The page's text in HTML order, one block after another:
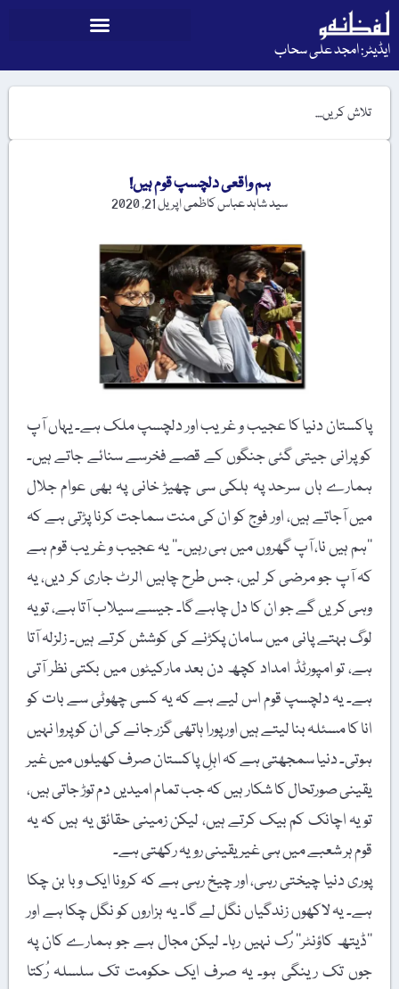
ایڈیٹر: امجد علی سحاب
ہم واقعی دلچسپ قوم ہیں!
سید شاہد عباس کاظمیاپریل 21, 2020
پاکستان دنیا کا عجیب و غریب اور دلچسپ ملک ہے۔ یہاں آپ
کو پرانی جیتی گئی جنگوں کے قصے فخرسے سنائے جاتے ہیں۔
ہمارے ہاں سرحد پہ ہلکی سی چھیڑ خانی پہ بھی عوام جلال
میں آجاتے ہیں، اور فوج کو ان کی منت سماجت کرنا پڑتی ہے کہ
’’ہم ہیں نا، آپ گھروں میں ہی رہیں۔‘‘ یہ عجیب و غریب قوم ہے
کہ آپ جو مرضی کر لیں، جس طرح چاہیں الرٹ جاری کر دیں، یہ
وہی کریں گے جو ان کا دل چاہے گا۔ جیسے سیلاب آتا ہے، تو یہ
لوگ بہتے پانی میں سامان پکڑنے کی کوشش کرتے ہیں۔ زلزلہ آتا
ہے، تو امپورٹڈ امداد کچھ دن بعد مارکیٹوں میں بکتی نظر آتی
ہے۔ یہ دلچسپ قوم اس لیے ہے کہ یہ کسی چھوٹی سے بات کو
انا کا مسئلہ بنا لیتے ہیں اور پورا ہاتھی گزر جانے کی ان کو پروا نہیں
ہوتی۔ دنیا سمجھتی ہے کہ اہلِ پاکستان صرف کھیلوں میں غیر
یقینی صورتحال کا شکار ہیں کہ جب تمام امیدیں دم توڑ جاتی ہیں،
تو یہ اچانک کم بیک کرتے ہیں، لیکن زمینی حقائق یہ ہیں کہ یہ
قوم ہر شعبے میں ہی غیر یقینی رویہ رکھتی ہے۔
پوری دنیا چیختی رہی، اور چیخ رہی ہے کہ کرونا ایک وبا بن چکا
ہے۔ یہ لاکھوں زندگیاں نگل لے گا۔ یہ ہزاروں کو نگل چکا ہے اور
’’ڈیتھ کاؤنٹر‘‘ رُک نہیں رہا۔ لیکن مجال ہے جو ہمارے کان پہ
جوں تک رینگی ہو۔ یہ صرف ایک حکومت تک سلسلہ رُکتا